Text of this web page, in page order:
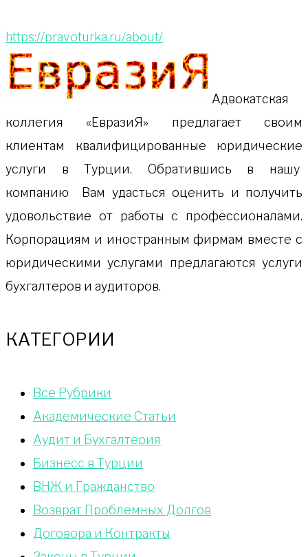
https://pravoturka.ru/about/
Адвокатская
коллeгия «ЕвразиЯ» предлагает своим
клиентам квалифицированные юридические
услуги в Турции. Обратившись в нашу
компанию Вам удасться оценить и получить
удовольствие от работы с профессионалами.
Корпорациям и иностранным фирмам вместе с
юридическими услугами предлагаются услуги
бухгалтеров и аудиторов.
КАТЕГОРИИ
Bce Pyбрики
Академические Статьи
Аудит и Бухгалтерия
Бизнесс в Турции
ВНЖ и Гражданство
Возврат Проблемных Долгов
Договора и Контракты